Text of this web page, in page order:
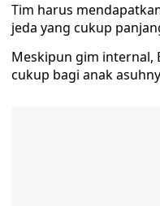
Tim harus
jeda yang cukup
Meskipun gim internal,
cukup bagi anak